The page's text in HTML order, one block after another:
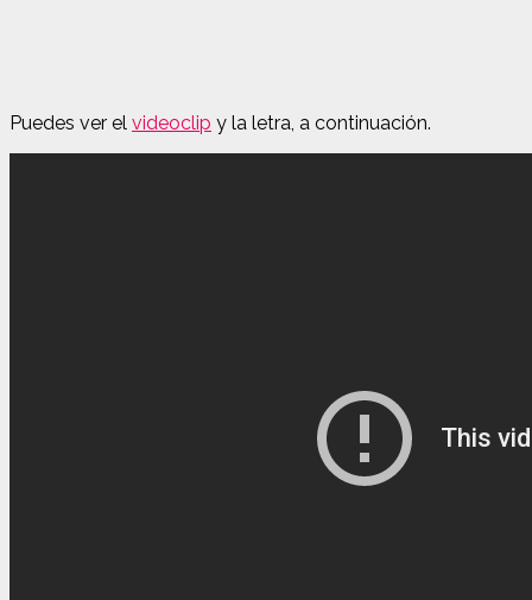
Puedes ver el videoclip y la letra, a continuación.